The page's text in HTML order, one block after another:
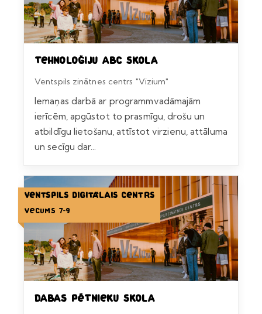
Tehnoloģiju ABC skola
Ventspils zinātnes centrs "Vizium"
Iemaņas darbā ar programmvadāmajām
ierīcēm, apgūstot to prasmīgu, drošu un
atbildīgu lietošanu, attīstot virzienu, attāluma
un secīgu dar...
Ventspils Digitālais centrs
Vecums 7-9
Dabas pētnieku skola